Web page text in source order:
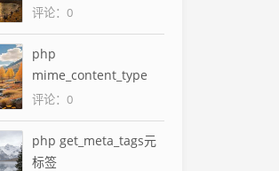
评论：0
php
mime_content_type
评论：0
php get_meta_tags元
标签